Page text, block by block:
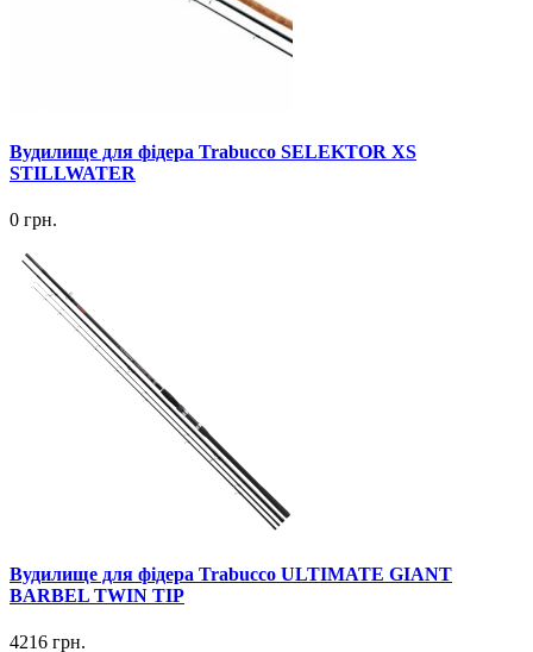
Вудилище для фідера Trabucco SELEKTOR XS
STILLWATER
0 грн.
Вудилище для фідера Trabucco ULTIMATE GIANT
BARBEL TWIN TIP
4216 грн.